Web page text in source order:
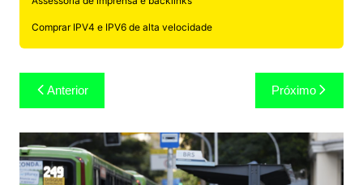
Comprar IPV4 e IPV6 de alta velocidade
Navegação
de
Post
Anterior Próximo